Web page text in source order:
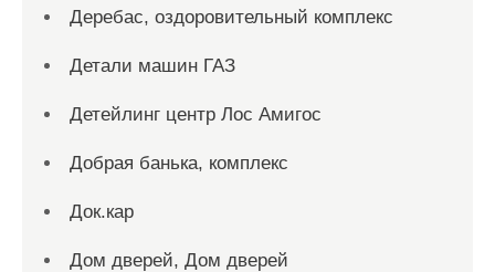
Деребас, оздоровительный комплекс
Детали машин ГАЗ
Детейлинг центр Лос Амигос
Добрая банька, комплекс
Док.кар
Дом дверей, Дом дверей